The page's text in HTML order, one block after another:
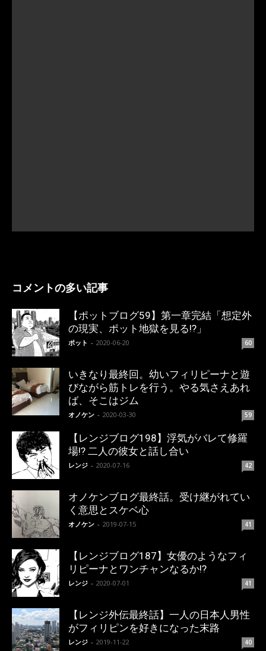
コメントの多い記事
【ポットブログ59】第一章完結「想定外
の現実、ポット地獄を見る!?」
ポット - 2020-06-20 60
いきなり最終回。幼いフィリピーナと遊
びながら筋トレを行う。やる気さえあれ
ば、そこはジム
オノケン - 2020-03-30 59
【レンジブログ198】浮気がバレて修羅
場!? 二人の彼女と話し合い
レンジ - 2020-07-16 42
オノケンブログ最終話。受け継がれてい
く意思とスケベ心
オノケン - 2019-07-15 41
【レンジブログ187】女優のようなフィ
リピーナとワンチャンなるか!?
レンジ - 2020-07-01 41
【レンジ外伝最終話】一人の日本人男性
がフィリピンを好きになった末路
レンジ - 2019-11-22 40